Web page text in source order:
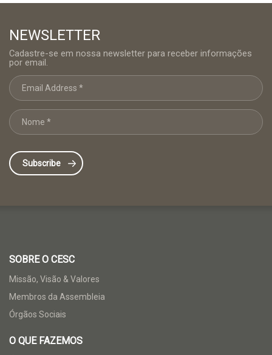
NEWSLETTER
Cadastre-se em nossa newsletter para receber informações
por email.
SOBRE O CESC
Missão, Visão & Valores
Membros da Assembleia
Órgãos Sociais
O QUE FAZEMOS